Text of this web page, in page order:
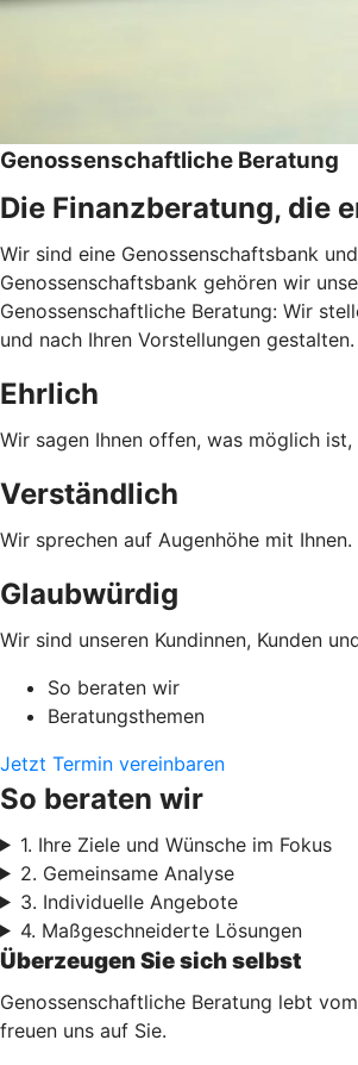
Genossenschaftliche Beratung
Die Finanzberatung, die
Wir sind eine Genossenschaftsbank
Genossenschaftsbank gehören wir
Genossenschaftliche Beratung: Wir
und nach Ihren Vorstellungen gestalten.
Ehrlich
Wir sagen Ihnen offen, was möglich
Verständlich
Wir sprechen auf Augenhöhe mit
Glaubwürdig
Wir sind unseren Kundinnen, Kunden
So beraten wir
Beratungsthemen
Jetzt Termin vereinbaren
So beraten wir
1. Ihre Ziele und Wünsche im Fokus
2. Gemeinsame Analyse
3. Individuelle Angebote
4. Maßgeschneiderte Lösungen
Überzeugen Sie sich selbst
Genossenschaftliche Beratung lebt
freuen uns auf Sie.